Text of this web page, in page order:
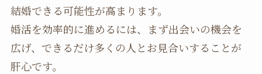
結婚できる可能性が高まります。
婚活を効率的に進めるには、まず出会いの機会を
広げ、できるだけ多くの人とお見合いすることが
肝心です。